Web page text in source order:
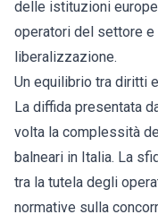
delle istituzioni
operatori del settore
liberalizzazione.
Un equilibrio tra diritti
La diffida presentata
volta la complessità
balneari in Italia. La
tra la tutela degli
normative sulla